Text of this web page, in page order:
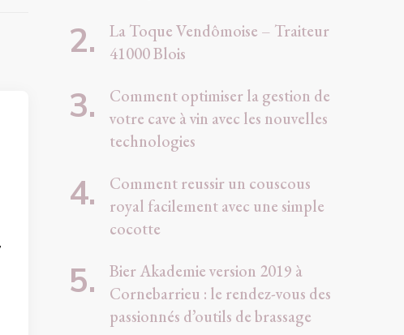
La Toque Vendômoise – Traiteur
41000 Blois
Comment optimiser la gestion de
votre cave à vin avec les nouvelles
technologies
Comment reussir un couscous
royal facilement avec une simple
cocotte
Bier Akademie version 2019 à
Cornebarrieu : le rendez-vous des
passionnés d’outils de brassage